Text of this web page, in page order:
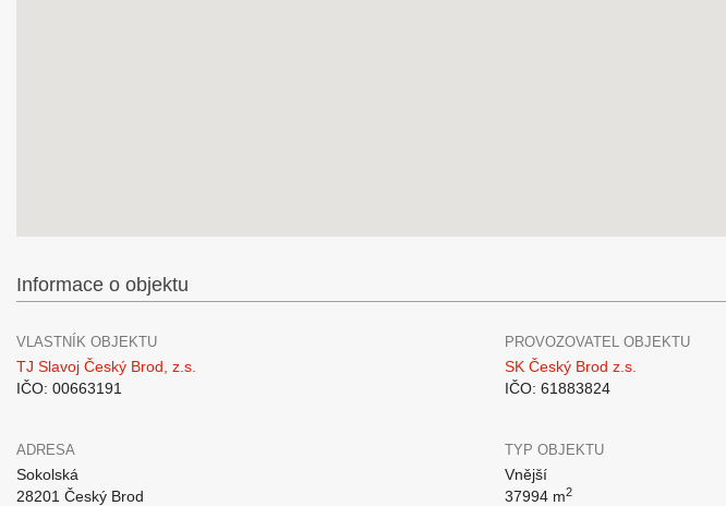
Informace o objektu
VLASTNÍK OBJEKTU
TJ Slavoj Český Brod, z.s.
IČO: 00663191
PROVOZOVATEL OBJEKTU
SK Český Brod z.s.
IČO: 61883824
ADRESA
Sokolská
28201 Český Brod
TYP OBJEKTU
Vnější
37994 m2